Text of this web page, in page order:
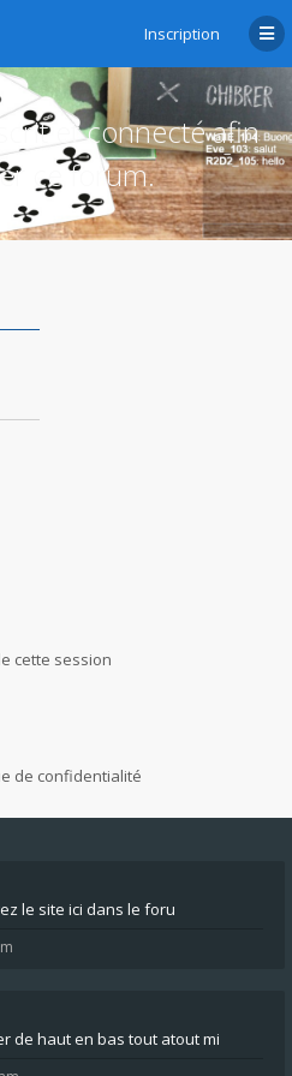
Inscription
et connecté afin
ce forum.
cette session
de confidentialité
le site ici dans le foru
de haut en bas tout atout mi